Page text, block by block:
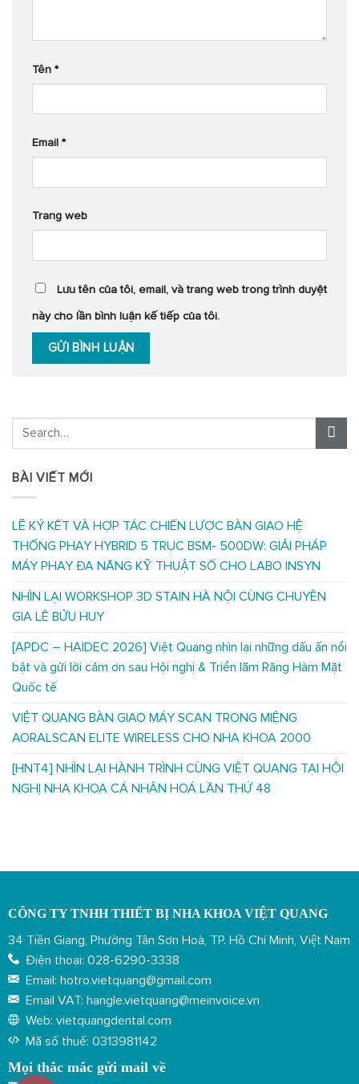
Tên *
Email *
Trang web
Lưu tên của tôi, email, và trang web trong trình duyệt
này cho lần bình luận kế tiếp của tôi.
BÀI VIẾT MỚI
LẼ KÝ KẾT VÀ HỢP TÁC CHIẾN LƯỢC BÀN GIAO HỆ
THỐNG PHAY HYBRID 5 TRỤC BSM- 500DW: GIẢI PHÁP
MÁY PHAY ĐA NĂNG KỸ THUẬT SỐ CHO LABO INSYN
NHÌN LẠI WORKSHOP 3D STAIN HÀ NỘI CÙNG CHUYÊN
GIA LÊ BỬU HUY
[APDC – HAIDEC 2026] Việt Quang nhìn lại những dấu ấn nổi
bật và gửi lời cảm ơn sau Hội nghị & Triển lãm Răng Hàm Mặt
Quốc tế
VIỆT QUANG BÀN GIAO MÁY SCAN TRONG MIỆNG
AORALSCAN ELITE WIRELESS CHO NHA KHOA 2000
[HNT4] NHÌN LẠI HÀNH TRÌNH CÙNG VIỆT QUANG TẠI HỘI
NGHỊ NHA KHOA CÁ NHÂN HOÁ LẦN THỨ 48
CÔNG TY TNHH THIẾT BỊ NHA KHOA VIỆT QUANG
34 Tiền Giang, Phường Tân Sơn Hoà, TP. Hồ Chí Minh, Việt Nam
Điện thoại: 028-6290-3338
Email: hotro.vietquang@gmail.com
Email VAT: hangle.vietquang@meinvoice.vn
Web: vietquangdental.com​​
Mã số thuế: 0313981142
Mọi thắc mắc gửi mail về